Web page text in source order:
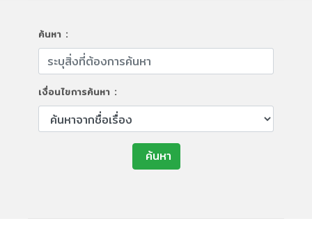
ค้นหา :
เงื่อนไขการค้นหา :
ค้นหา